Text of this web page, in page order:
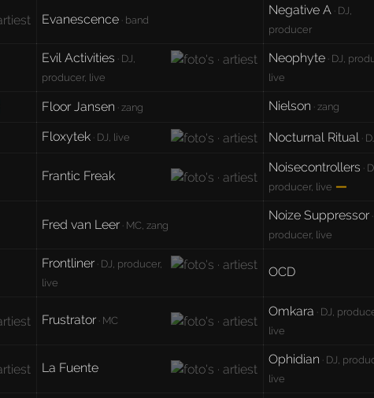
Evanescence · band
Negative A · DJ,
producer
Evil Activities · DJ,
producer, live
Neophyte · DJ,
live
Floor Jansen · zang Nielson · zang
Floxytek · DJ, live Nocturnal Ritual ·
Frantic Freak
Noisecontrollers ·
producer, live —
Fred van Leer · MC, zang
Noize Suppressor
producer, live
Frontliner · DJ, producer,
live
OCD
Frustrator · MC
Omkara · DJ,
live
La Fuente
Ophidian · DJ,
live